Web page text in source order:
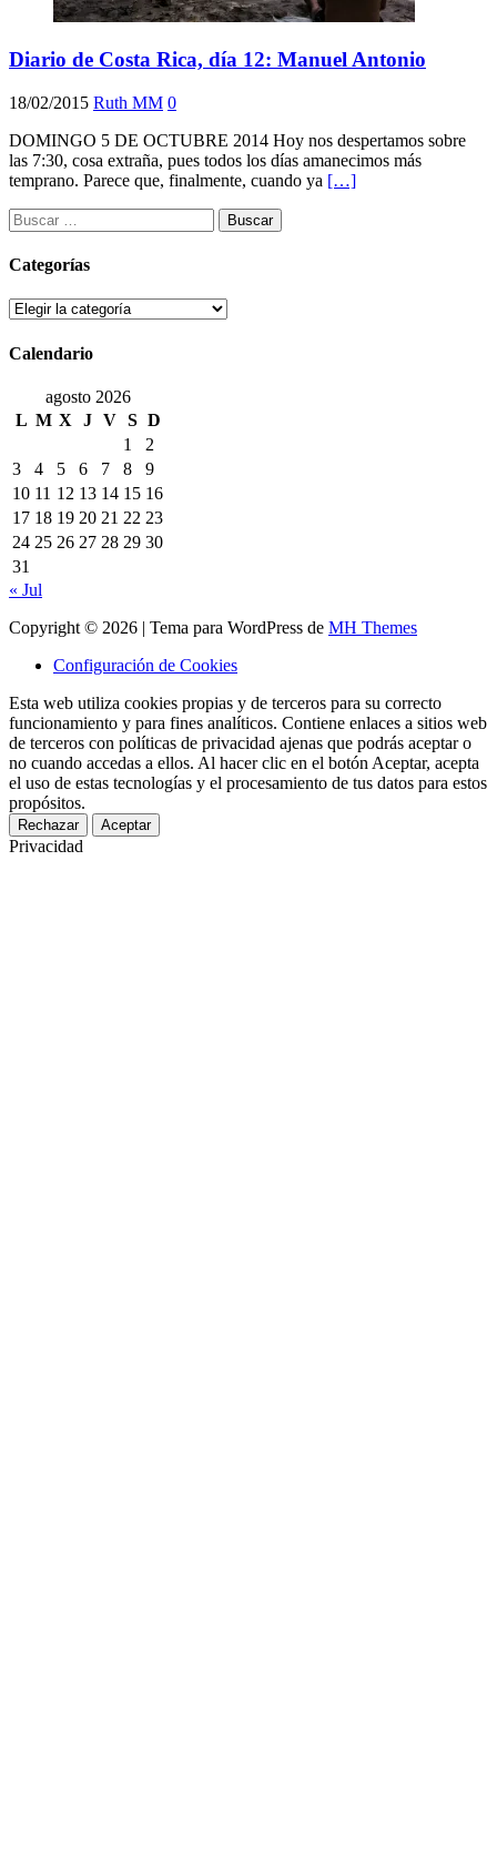
Diario de Costa Rica, día 12: Manuel Antonio
18/02/2015 Ruth MM 0
DOMINGO 5 DE OCTUBRE 2014 Hoy nos despertamos sobre
las 7:30, cosa extraña, pues todos los días amanecimos más
temprano. Parece que, finalmente, cuando ya […]
Buscar:
Categorías
Categorías
Calendario
agosto 2026
L M X J V S D
1
2
3
4 5 6 7 8
9
10 11 12 13 14 15 16
17 18 19 20 21 22 23
24 25 26 27 28 29 30
31
« Jul
Copyright © 2026 | Tema para WordPress de MH Themes
Configuración de Cookies
Esta web utiliza cookies propias y de terceros para su correcto
funcionamiento y para fines analíticos. Contiene enlaces a sitios web
de terceros con políticas de privacidad ajenas que podrás aceptar o
no cuando accedas a ellos. Al hacer clic en el botón Aceptar, acepta
el uso de estas tecnologías y el procesamiento de tus datos para estos
propósitos.
Rechazar Aceptar
Privacidad